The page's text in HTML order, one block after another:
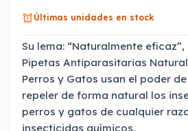
Últimas unidades en stock
Su lema: “Naturalmente
Pipetas Antiparasitarias
Perros y Gatos usan el poder
repeler de forma natural los
perros y gatos de cualquier
insecticidas químicos.